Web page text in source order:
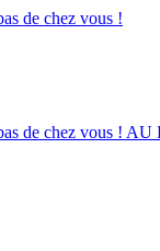
AU